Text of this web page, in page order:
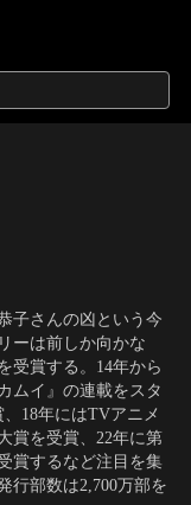
子さんの凶という今
ーは前しか向かな
受賞する。14年から
ムイ』の連載をスタ
18年にはTVアニメ
賞を受賞、22年に第
賞するなど注目を集
行部数は2,700万部を